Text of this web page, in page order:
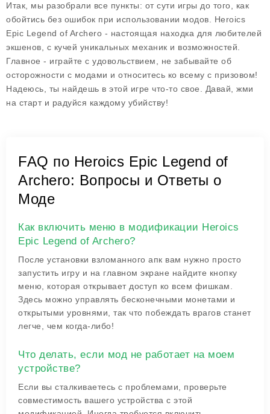
Итак, мы разобрали все пункты: от сути игры до того, как
обойтись без ошибок при использовании модов. Heroics
Epic Legend of Archero - настоящая находка для любителей
экшенов, с кучей уникальных механик и возможностей.
Главное - играйте с удовольствием, не забывайте об
осторожности с модами и относитесь ко всему с призовом!
Надеюсь, ты найдешь в этой игре что-то свое. Давай, жми
на старт и радуйся каждому убийству!
FAQ по Heroics Epic Legend of
Archero: Вопросы и Ответы о
Моде
Как включить меню в модификации Heroics
Epic Legend of Archero?
После установки взломанного апк вам нужно просто
запустить игру и на главном экране найдите кнопку
меню, которая открывает доступ ко всем фишкам.
Здесь можно управлять бесконечными монетами и
открытыми уровнями, так что побеждать врагов станет
легче, чем когда-либо!
Что делать, если мод не работает на моем
устройстве?
Если вы сталкиваетесь с проблемами, проверьте
совместимость вашего устройства с этой